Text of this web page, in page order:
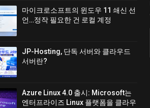
마이크로소프트의 윈도우 11 쇄신 선
언…정작 필요한 건 로컬 계정
JP-Hosting, 단독 서버와 클라우드
서버란?
Azure Linux 4.0 출시: Microsoft는
엔터프라이즈 Linux 플랫폼을 클라우